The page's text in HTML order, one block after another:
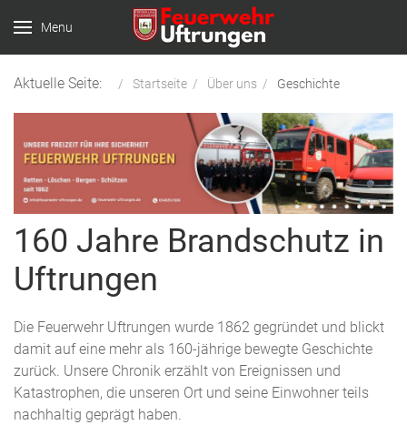
Menu
Aktuelle Seite: Startseite Über uns Geschichte
160 Jahre Brandschutz in
Uftrungen
Die Feuerwehr Uftrungen wurde 1862 gegründet und blickt
damit auf eine mehr als 160-jährige bewegte Geschichte
zurück. Unsere Chronik erzählt von Ereignissen und
Katastrophen, die unseren Ort und seine Einwohner teils
nachhaltig geprägt haben.